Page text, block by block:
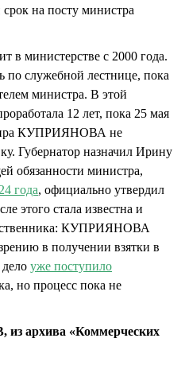
на посту министра
министерстве с 2000 года.
по служебной лестнице, пока
министра. В этой
12 лет, пока 25 мая
КУПРИЯНОВА не
Губернатор назначил Ирину
министра,
года, официально утвердил
этого стала известна и
КУПРИЯНОВА
в получении взятки в
уже поступило
но процесс пока не
архива «Коммерческих